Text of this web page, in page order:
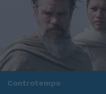
Controtempo